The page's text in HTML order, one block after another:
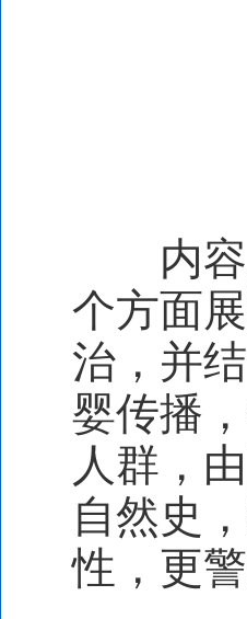
内
个方面
治，并
婴传播
人群，
自然史
性，更